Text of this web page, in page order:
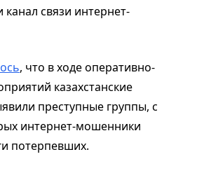
связи интернет-
, что в ходе оперативно-
казахстанские
преступные группы, с
интернет-мошенники
потерпевших.